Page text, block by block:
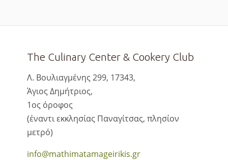
The Culinary Center & Cookery Club
Λ. Βουλιαγμένης 299, 17343,
Άγιος Δημήτριος,
1ος όροφος
(έναντι εκκλησίας Παναγίτσας, πλησίον
μετρό)
info@mathimatamageirikis.gr